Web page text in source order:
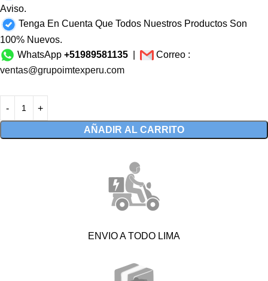
Aviso.
Tenga En Cuenta Que Todos Nuestros Productos Son
100% Nuevos.
WhatsApp +51989581135
Correo :
ventas@grupoimtexperu.com
AÑADIR AL CARRITO
ENVIO A TODO LIMA